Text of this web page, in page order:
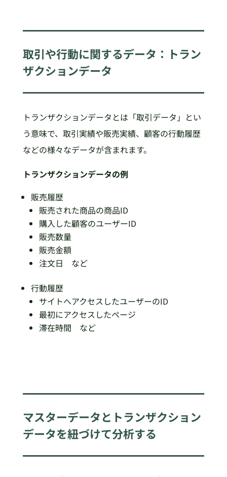
取引や行動に関するデータ：トラン
ザクションデータ
トランザクションデータとは「取引データ」とい
う意味で、取引実績や販売実績、顧客の行動履歴
などの様々なデータが含まれます。
トランザクションデータの例
販売履歴
販売された商品の商品ID
購入した顧客のユーザーID
販売数量
販売金額
注文日 など
行動履歴
サイトへアクセスしたユーザーのID
最初にアクセスしたページ
滞在時間 など
マスターデータとトランザクション
データを紐づけて分析する